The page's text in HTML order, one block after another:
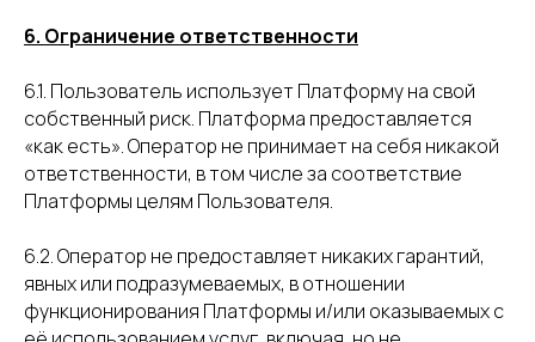
6. Ограничение ответственности
6.1. Пользователь использует Платформу на свой
собственный риск. Платформа предоставляется
«как есть». Оператор не принимает на себя никакой
ответственности, в том числе за соответствие
Платформы целям Пользователя.
6.2. Оператор не предоставляет никаких гарантий,
явных или подразумеваемых, в отношении
функционирования Платформы и/или оказываемых с